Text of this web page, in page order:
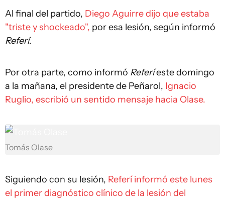
Al final del partido, Diego Aguirre dijo que estaba
"triste y shockeado", por esa lesión, según informó
Referí.
Por otra parte, como informó Referíeste domingo
a la mañana, el presidente de Peñarol, Ignacio
Ruglio, escribió un sentido mensaje hacia Olase.
Tomás Olase
Siguiendo con su lesión, Referí informó este lunes
el primer diagnóstico clínico de la lesión del